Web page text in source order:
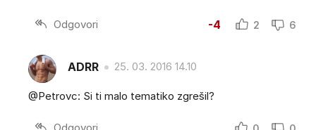
Odgovori -4 2 6
ADRR 25. 03. 2016 14.10
@Petrovc: Si ti malo tematiko zgrešil?